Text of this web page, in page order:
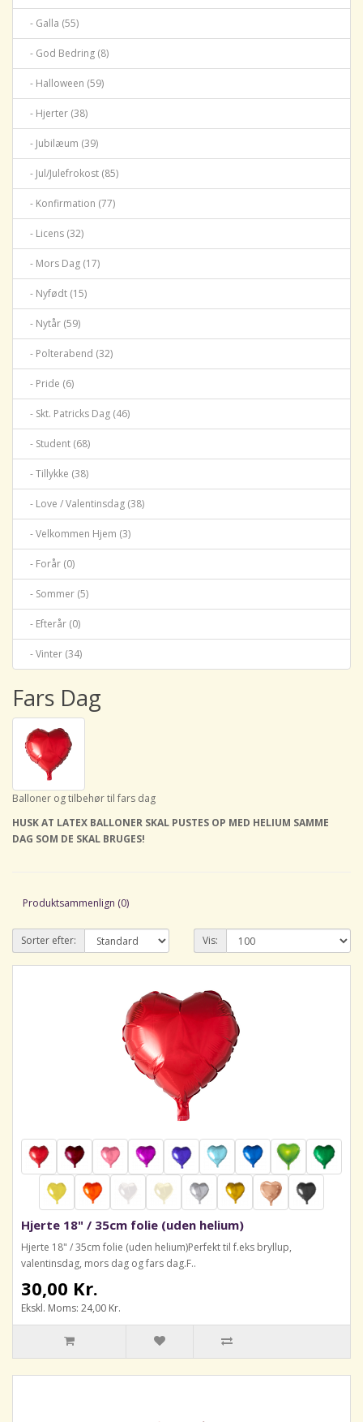
- Galla (55)
- God Bedring (8)
- Halloween (59)
- Hjerter (38)
- Jubilæum (39)
- Jul/Julefrokost (85)
- Konfirmation (77)
- Licens (32)
- Mors Dag (17)
- Nyfødt (15)
- Nytår (59)
- Polterabend (32)
- Pride (6)
- Skt. Patricks Dag (46)
- Student (68)
- Tillykke (38)
- Love / Valentinsdag (38)
- Velkommen Hjem (3)
- Forår (0)
- Sommer (5)
- Efterår (0)
- Vinter (34)
Fars Dag
Balloner og tilbehør til fars dag
HUSK AT LATEX BALLONER SKAL PUSTES OP MED HELIUM SAMME
DAG SOM DE SKAL BRUGES!
Produktsammenlign (0)
Sorter efter: Vis:
Hjerte 18" / 35cm folie (uden helium)
Hjerte 18" / 35cm folie (uden helium)Perfekt til f.eks bryllup,
valentinsdag, mors dag og fars dag.F..
30,00 Kr.
Ekskl. Moms: 24,00 Kr.